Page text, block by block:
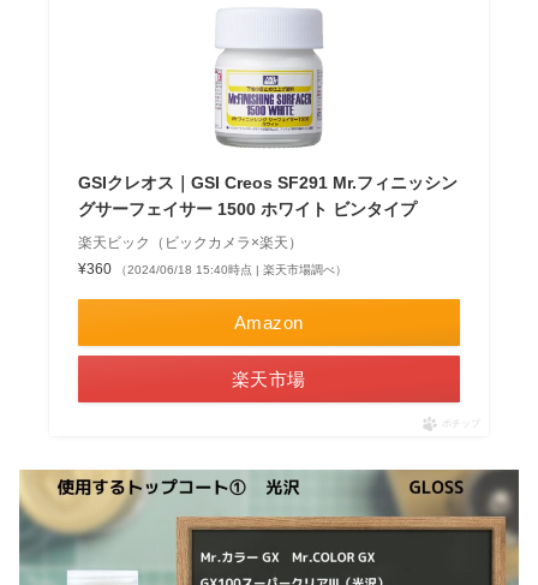
GSIクレオス｜GSI Creos SF291 Mr.フィニッシン
グサーフェイサー 1500 ホワイト ビンタイプ
楽天ビック（ビックカメラ×楽天）
¥360
（2024/06/18 15:40時点 | 楽天市場調べ）
Amazon
楽天市場
ポチップ